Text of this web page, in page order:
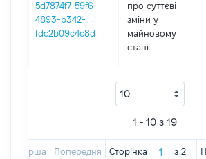
5d7874f7-59f6-
4893-b342-
fdc2b09c4c8d
про суттєві
зміни y
майновому
стані
1 - 10 з 19
Перша Попередня Сторінка з 2